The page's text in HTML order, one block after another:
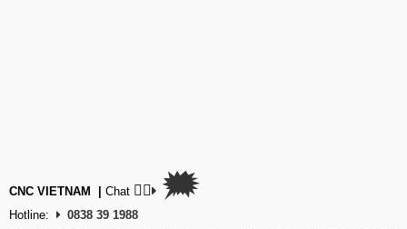
CNC VIETNAM Chat 👉🏽 🗯
Hotline:
0838 39 1988